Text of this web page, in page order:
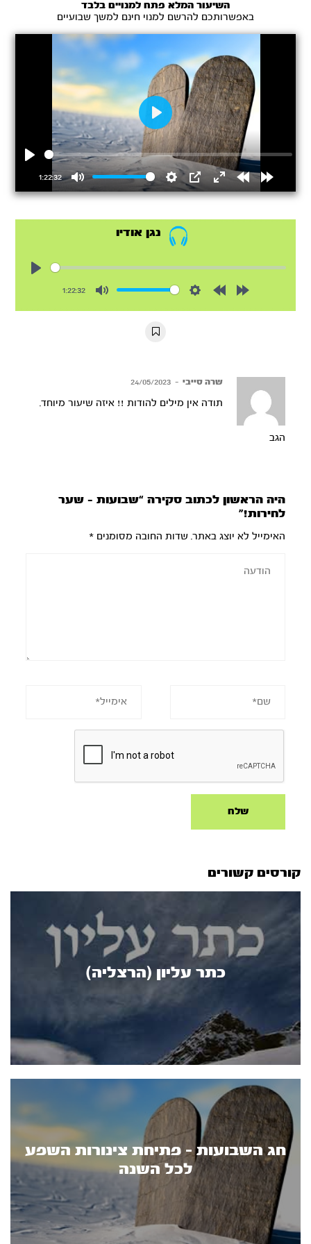
השיעור המלא פתח למנויים בלבד
באפשרותכם להרשם למנוי חינם למשך שבועיים
1:22:32
Mute Settings
PIP
EnterRewindForward
Play
נגן אודיו
1:22:32
שרה סייבי –
24/05/2023
תודה אין מילים להודות !! איזה שיעור מיוחד.
הגב
היה הראשון לכתוב סקירה “שבועות – שער
לחירות!”
האימייל לא יוצג באתר. שדות החובה מסומנים*
קורסים קשורים
כתר עליון (הרצליה)
חג השבועות - פתיחת צינורות השפע
לכל השנה